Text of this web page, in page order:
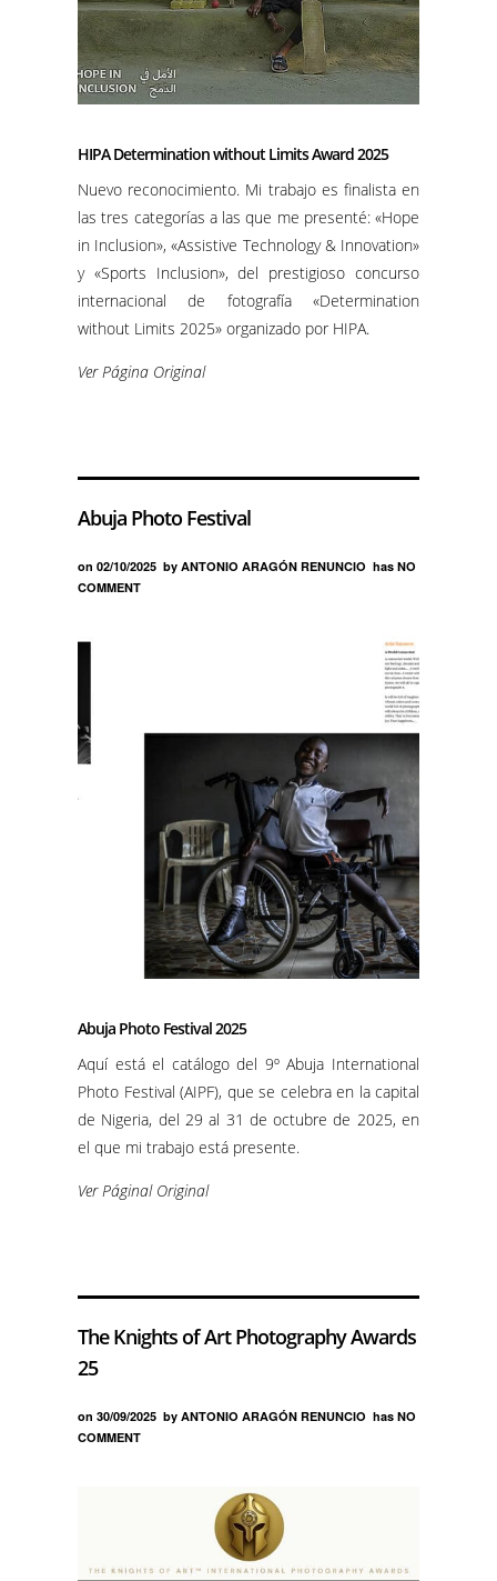
HIPA Determination without Limits Award 2025
Nuevo reconocimiento. Mi trabajo es finalista en
las tres categorías a las que me presenté: «Hope
in Inclusion», «Assistive Technology & Innovation»
y «Sports Inclusion», del prestigioso concurso
internacional de fotografía «Determination
without Limits 2025» organizado por HIPA.
Ver Página Original
Abuja Photo Festival
on 02/10/2025 by ANTONIO ARAGÓN RENUNCIO has NO
COMMENT
Abuja Photo Festival 2025
Aquí está el catálogo del 9º Abuja International
Photo Festival (AIPF), que se celebra en la capital
de Nigeria, del 29 al 31 de octubre de 2025, en
el que mi trabajo está presente.
Ver Páginal Original
The Knights of Art Photography Awards
25
on 30/09/2025 by ANTONIO ARAGÓN RENUNCIO has NO
COMMENT